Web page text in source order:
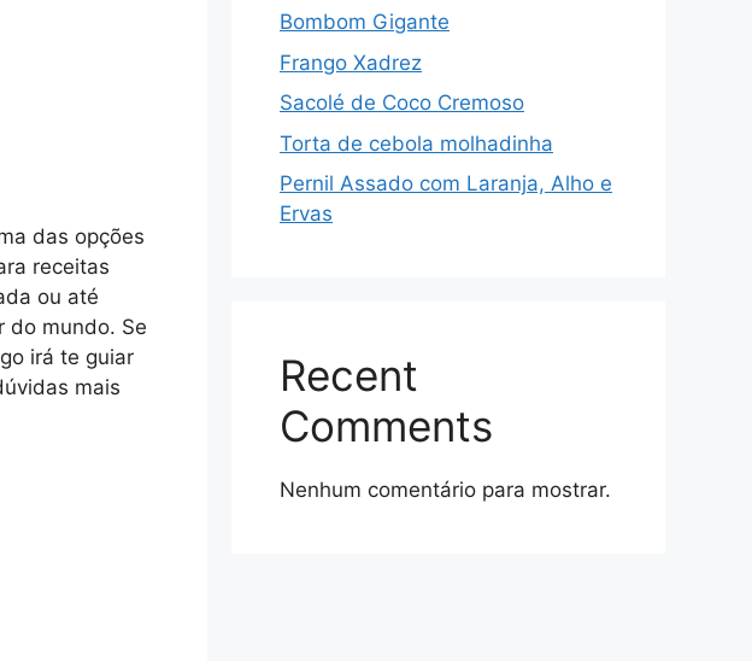
das opções
receitas
ou até
do mundo. Se
irá te guiar
mais
Bombom Gigante
Frango Xadrez
Sacolé de Coco Cremoso
Torta de cebola molhadinha
Pernil Assado com Laranja, Alho e
Ervas
Recent
Comments
Nenhum comentário para mostrar.